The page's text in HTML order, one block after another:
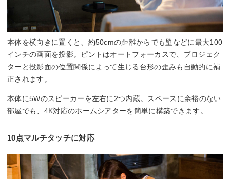
本体を横向きに置くと、約50cmの距離からでも壁などに最大100
インチの画面を投影。ピントはオートフォーカスで、プロジェク
ターと投影面の位置関係によって生じる台形の歪みも自動的に補
正されます。
本体に5Wのスピーカーを左右に2つ内蔵。スペースに余裕のない
部屋でも、4K対応のホームシアターを簡単に構築できます。
10点マルチタッチに対応